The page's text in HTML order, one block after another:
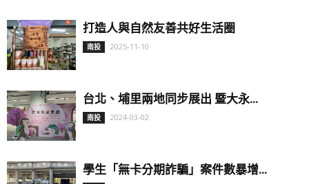
打造人與自然友善共好生活圈
南投 2025-11-10
台北、埔里兩地同步展出 暨大永...
南投 2024-03-02
學生「無卡分期詐騙」案件數暴增...